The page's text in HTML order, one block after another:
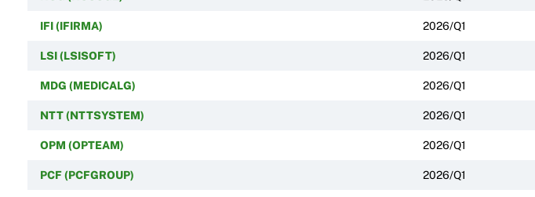
IFI (IFIRMA) 2026/Q1
LSI (LSISOFT) 2026/Q1
MDG (MEDICALG) 2026/Q1
NTT (NTTSYSTEM) 2026/Q1
OPM (OPTEAM) 2026/Q1
PCF (PCFGROUP) 2026/Q1